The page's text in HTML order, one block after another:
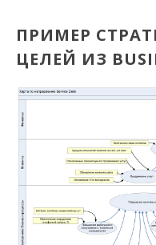
ПРИМЕР
ЦЕЛЕЙ ИЗ